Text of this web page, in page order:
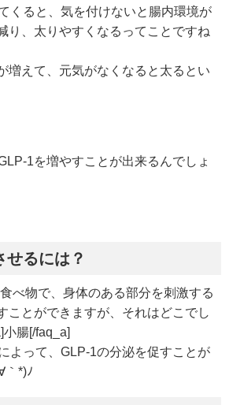
くると、気を付けないと腸内環境が
り、太りやすくなるってことですね
増えて、元気がなくなると太るとい
1を増やすことが出来るんでしょ
せるには？
食べ物で、身体のある部分を刺激する
ことができますが、それはどこでし
小腸[/faq_a]
よって、GLP-1の分泌を促すことが
｀*)ﾉ